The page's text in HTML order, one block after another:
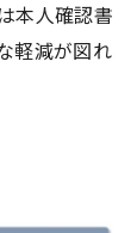
本人確認書
軽減が図れ